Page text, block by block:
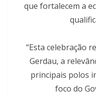
que fortalecem a
“Esta celebração
Gerdau, a
principais polos
foco do